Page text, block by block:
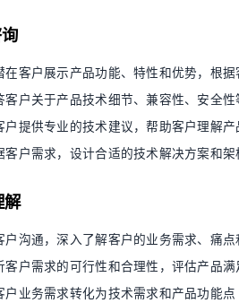
在客户展示产品功能、特性和优势，根
客户关于产品技术细节、兼容性、安全
户提供专业的技术建议，帮助客户理解
客户需求，设计合适的技术解决方案和架
解
户沟通，深入了解客户的业务需求、痛点
客户需求的可行性和合理性，评估产品
户业务需求转化为技术需求和产品功能点